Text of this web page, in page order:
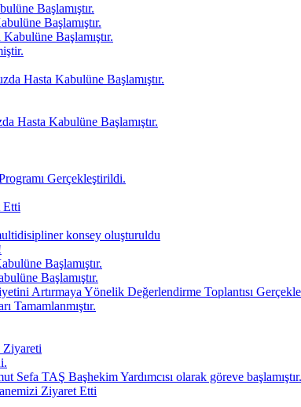
Başlamıştır.
Başlamıştır.
Başlamıştır.
Hasta Kabulüne Başlamıştır.
Hasta Kabulüne Başlamıştır.
Gerçekleştirildi.
Etti
konsey oluşturuldu
Başlamıştır.
Başlamıştır.
Artırmaya Yönelik Değerlendirme Toplantısı
Tamamlanmıştır.
Ziyareti
TAŞ Başhekim Yardımcısı olarak göreve başlamıştır.
Ziyaret Etti